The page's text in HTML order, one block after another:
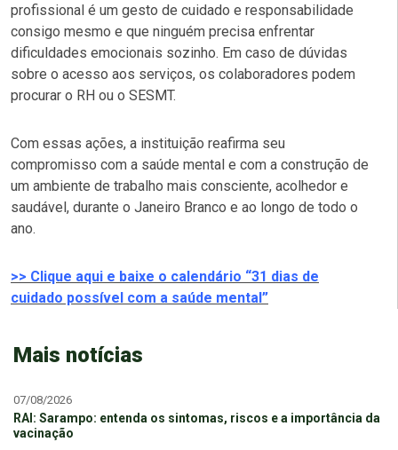
profissional é um gesto de cuidado e responsabilidade
consigo mesmo e que ninguém precisa enfrentar
dificuldades emocionais sozinho. Em caso de dúvidas
sobre o acesso aos serviços, os colaboradores podem
procurar o RH ou o SESMT.
Com essas ações, a instituição reafirma seu
compromisso com a saúde mental e com a construção de
um ambiente de trabalho mais consciente, acolhedor e
saudável, durante o Janeiro Branco e ao longo de todo o
ano.
>> Clique aqui e baixe o calendário “31 dias de
cuidado possível com a saúde mental”
Mais notícias
07/08/2026
RAI: Sarampo: entenda os sintomas, riscos e a importância da
vacinação